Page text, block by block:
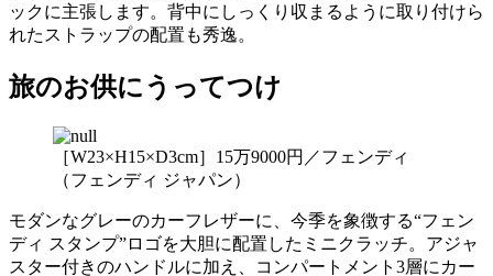
ックに主張します。背中にしっくり収まるように取り付けら
れたストラップの配置も秀逸。
旅のお供にうってつけ
［W23×H15×D3cm］15万9000円／フェンディ
（フェンディ ジャパン）
モダンなグレーのカーフレザーに、今季を象徴する“フェン
ディ スタンプ”ロゴを大胆に配置したミニクラッチ。アジャ
スター付きのハンドルに加え、コンパートメント3層にカー